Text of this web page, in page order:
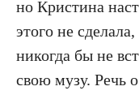
но Кристина
этого не
никогда бы не
свою музу. Речь